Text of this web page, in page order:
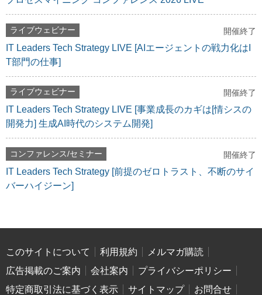
ライブウェビナー 開催終了
IT Leaders Tech Strategy LIVE [AIエージェントの戦力化はI
T部門の仕事]
ライブウェビナー 開催終了
IT Leaders Tech Strategy LIVE [事業成長のカギは[情シスの
開発力] 生成AI時代のシステム開発]
コンファレンス/セミナー 開催終了
IT Leaders Tech Strategy [前提のゼロトラスト、不断のサイ
バーハイジーン]
このサイトについて 利用規約
メルマガ購読
広告掲載のご案内
会社案内
プライバシーポリシー
特定商取引法に基づく表示
サイトマップ
お問合せ